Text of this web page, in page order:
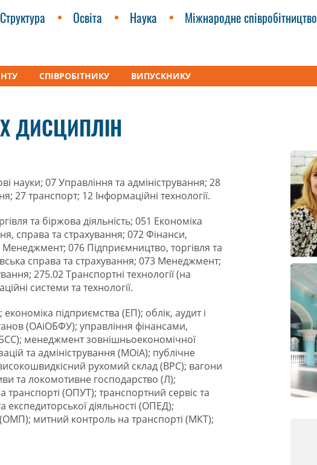
Структура Освіта Наука Міжнародне співробітництво
СПІВРОБІТНИКУ ВИПУСКНИКУ
Силабуси технічних дисциплін
ДИСЦИПЛІН
науки; 07 Управління та адміністрування; 28
27 транспорт; 12 Інформаційні технології.
та біржова діяльність; 051 Економіка
справа та страхування; 072 Фінанси,
Менеджмент; 076 Підприємництво, торгівля та
справа та страхування; 073 Менеджмент;
275.02 Транспортні технології (на
системи та технології.
підприємства (ЕП); облік, аудит і
(ОАіОБФУ); управління фінансами,
менеджмент зовнішньоекономічної
та адміністрування (МОіА); публічне
рухомий склад (ВРС); вагони
та локомотивне господарство (Л);
транспорті (ОПУТ); транспортний сервіс та
експедиторської діяльності (ОПЕД);
митний контроль на транспорті (МКТ);